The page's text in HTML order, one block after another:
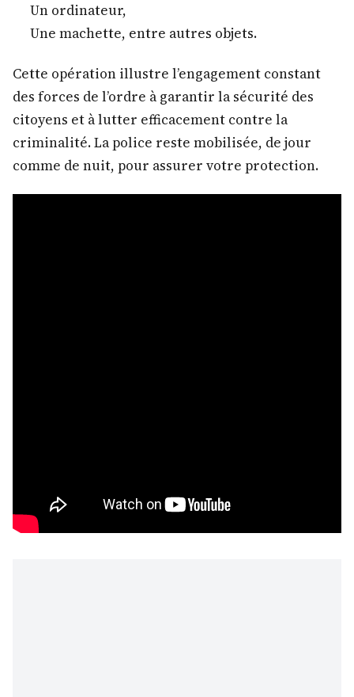
Un ordinateur,
Une machette, entre autres objets.
Cette opération illustre l’engagement constant
des forces de l’ordre à garantir la sécurité des
citoyens et à lutter efficacement contre la
criminalité. La police reste mobilisée, de jour
comme de nuit, pour assurer votre protection.